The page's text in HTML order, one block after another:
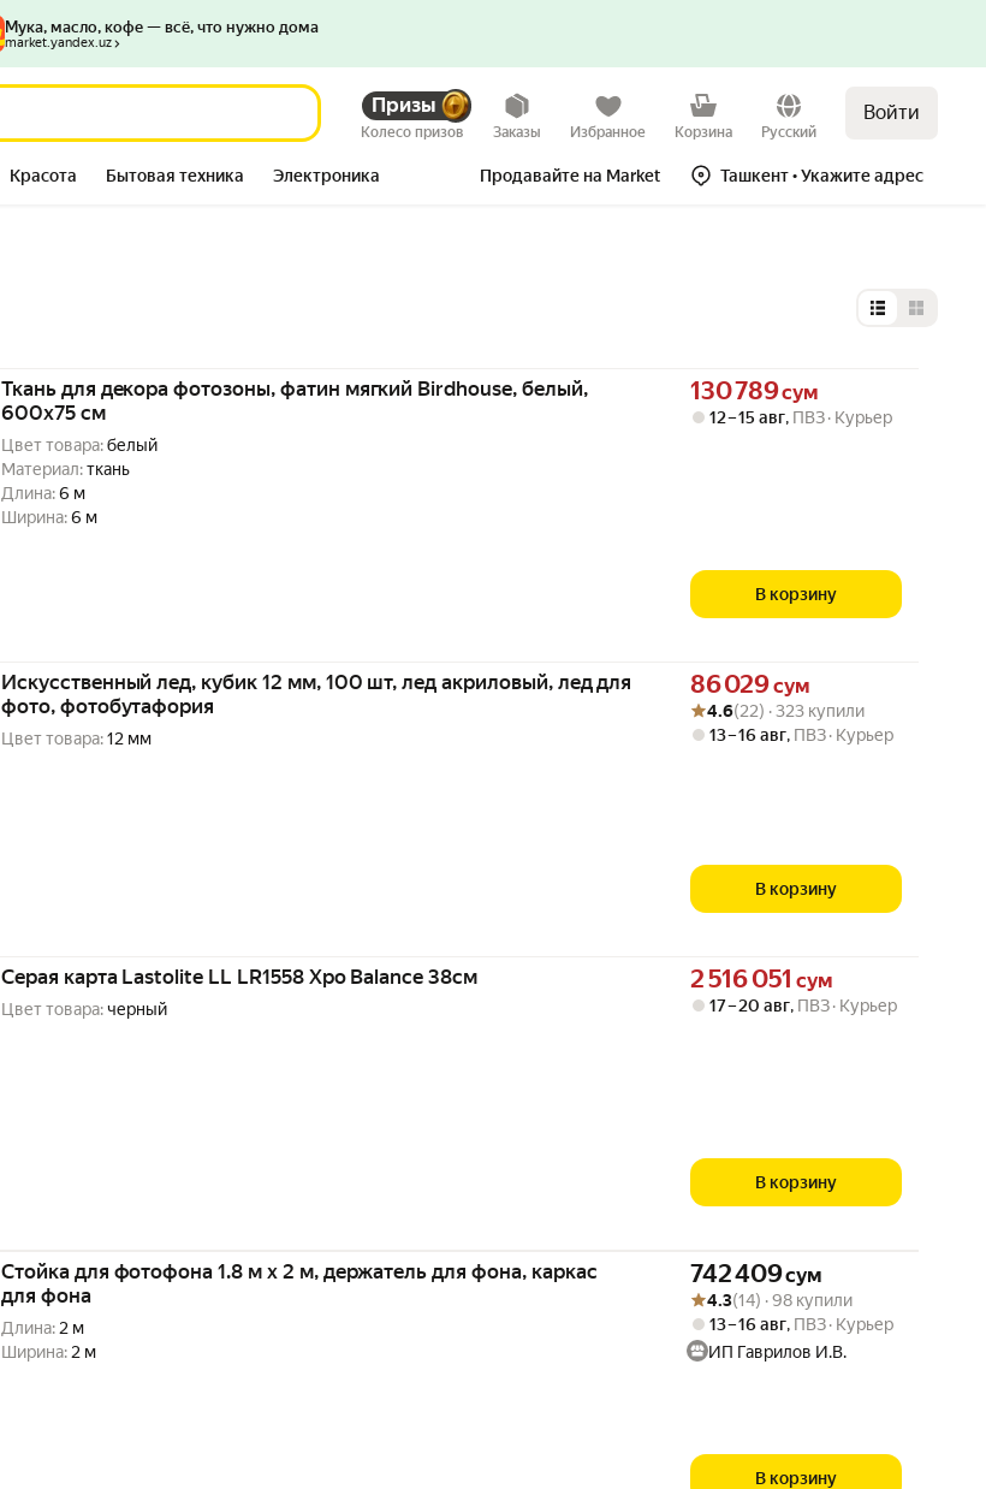
Призы
Колесо призов Заказы Избранное Корзина Русский
Войти
Красота Бытовая техника Электроника Продавайте на Market Ташкент• Укажите адрес
Мука, масло, кофе — всё, что нужно дома
market.yandex.uz
Выбор типа
Ткань для декора фотозоны, фатин мягкий Birdhouse, белый,
600x75 см
Цвет товара:белый
Материал:ткань
Длина:6 м
Ширина:6 м
Цена 130789 сум вместо
130 789сум
12 – 15 авг, ПВЗ Курьер
В корзину
Искусственный лед, кубик 12 мм, 100 шт, лед акриловый, лед для
фото, фотобутафория
Цвет товара:12 мм
Цена 86029 сум вместо
86 029сум
Рейтинг товара: 4.6 из 5
Оценок: (22) · 323 купили
4.6(22) · 323 купили
13 – 16 авг, ПВЗ Курьер
В корзину
Серая карта Lastolite LL LR1558 Xpo Balance 38см
Цвет товара:черный
Цена 2516051 сум вместо
2 516 051 сум
17 – 20 авг, ПВЗ Курьер
В корзину
Стойка для фотофона 1.8 м х 2 м, держатель для фона, каркас
для фона
Длина:2 м
Ширина:2 м
Цена 742409 сум вместо
742 409сум
Рейтинг товара: 4.3 из 5
Оценок: (14) · 98 купили
4.3(14) · 98 купили
13 – 16 авг, ПВЗ Курьер
ИП Гаврилов И.В.
В корзину